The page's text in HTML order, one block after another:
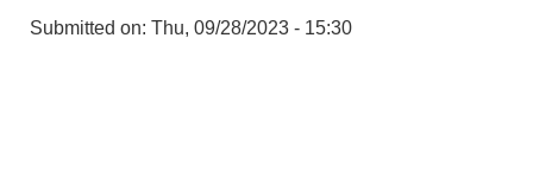
Submitted on: Thu, 09/28/2023 - 15:30